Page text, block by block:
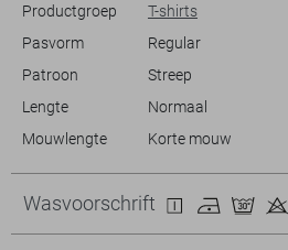
Productgroep
T-shirts
Pasvorm
Regular
Patroon
Streep
Lengte
Normaal
Mouwlengte
Korte mouw
Wasvoorschrift